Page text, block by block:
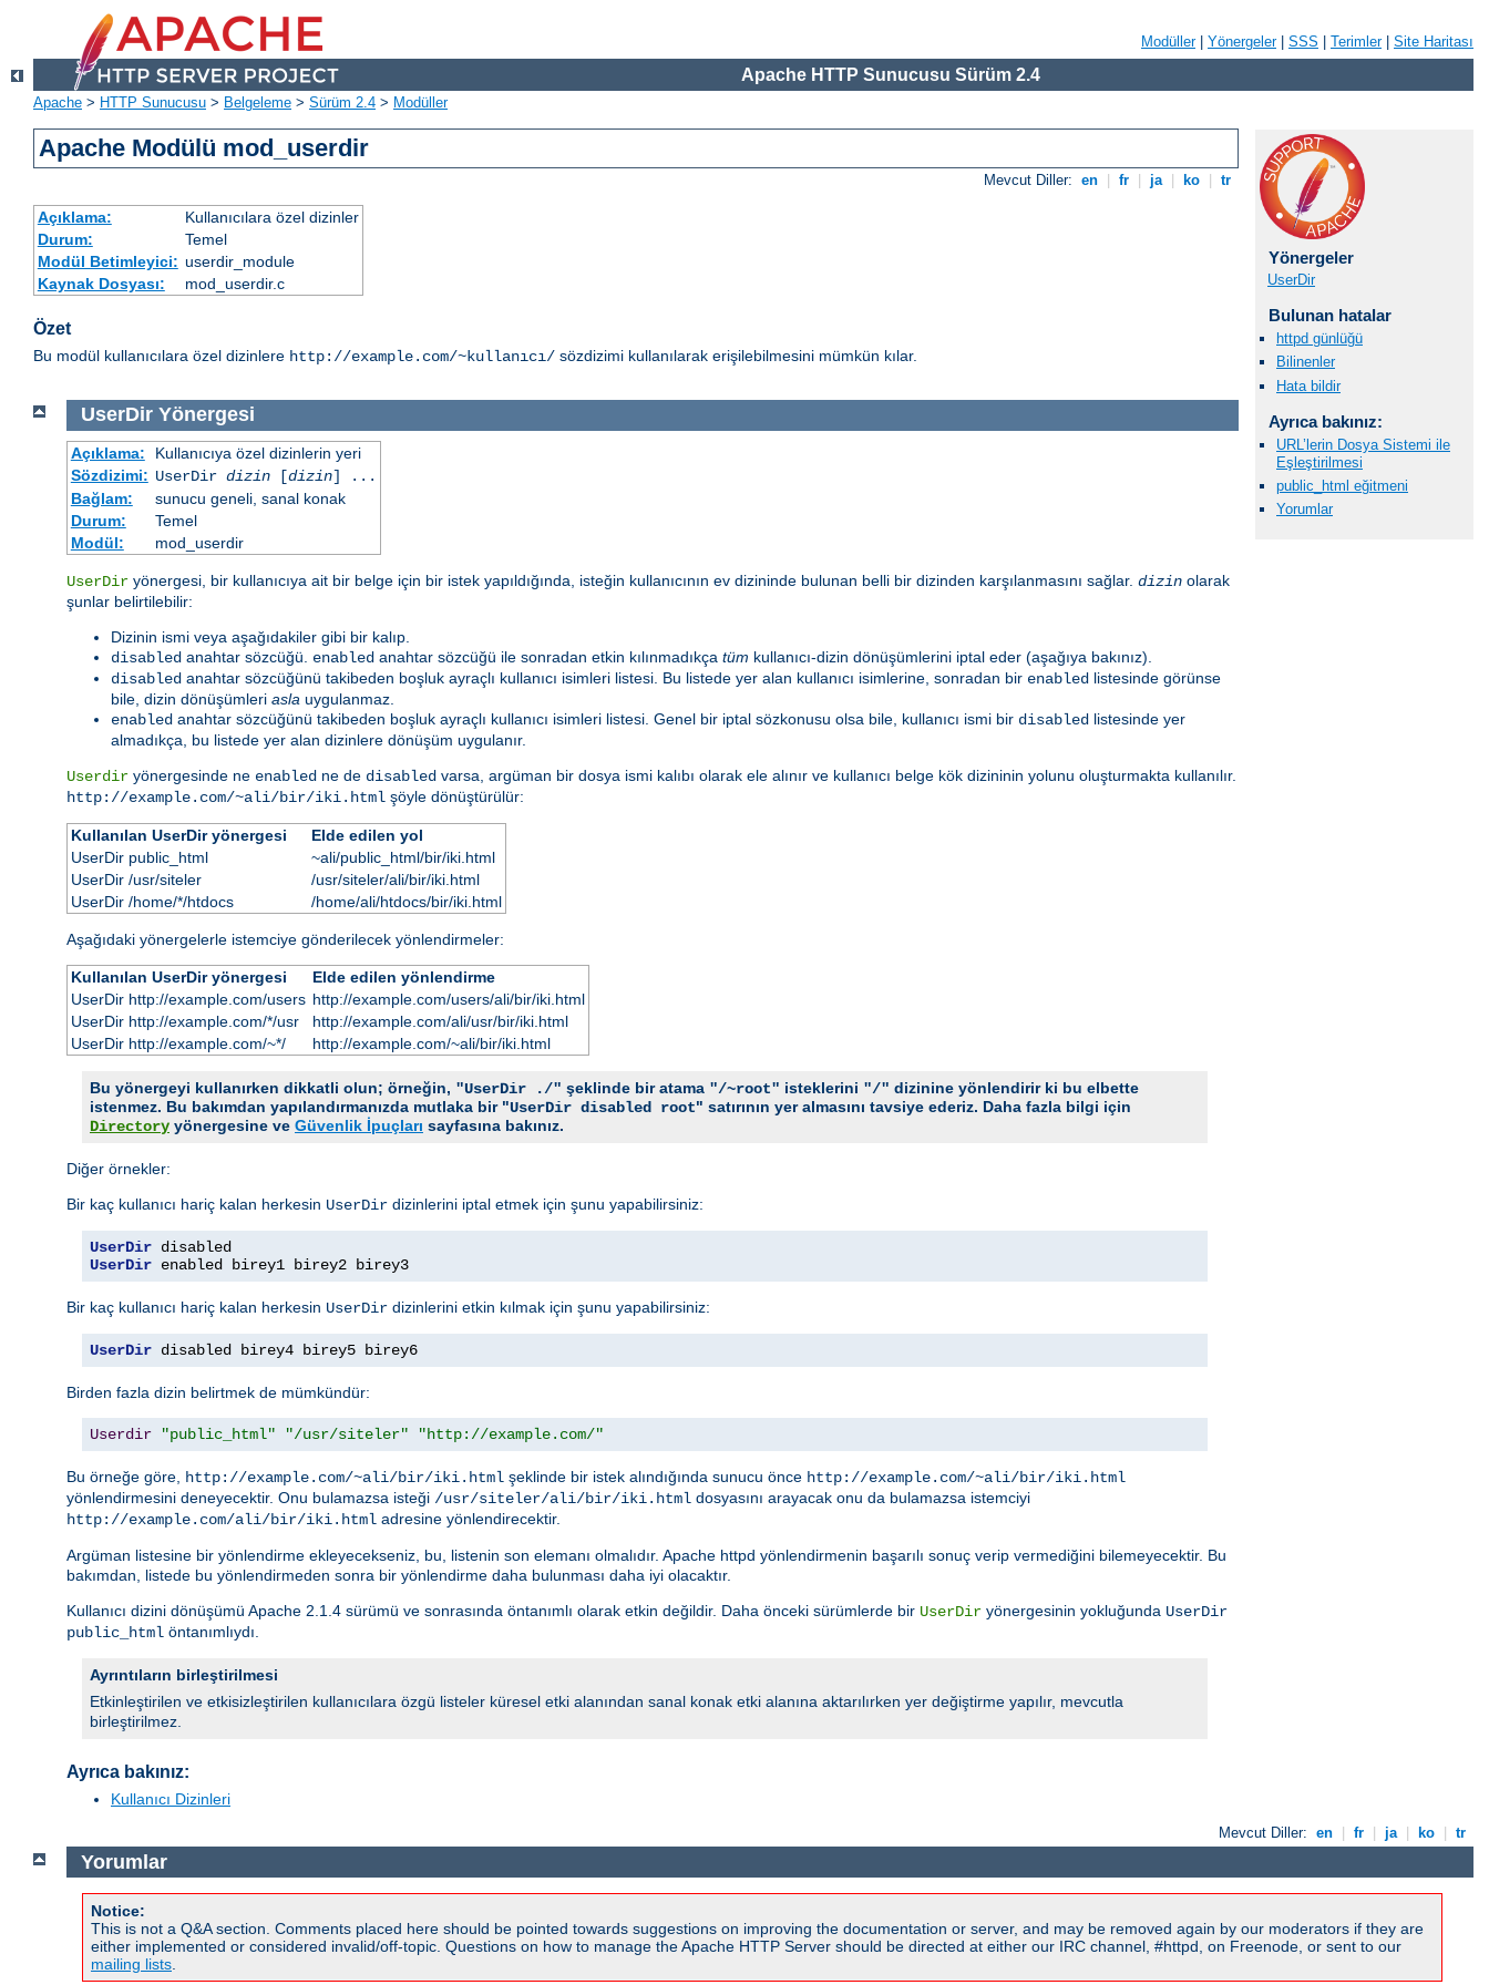
Modüller| Yönergeler| SSS Terimler| Site Haritası
Apache HTTP Sunucusu Sürüm 2.4
Apache > HTTP Sunucusu > Belgeleme > Sürüm 2.4 > Modüller
Apache Modülü mod_userdir
Mevcut Diller: en fr ja ko tr
Açıklama:
Kullanıcılara özel dizinler
Durum:
Temel
Modül Betimleyici: userdir_module
Kaynak Dosyası:
mod_userdir.c
Özet
Bu modül kullanıcılara özel dizinlere http://example.com/~kullanıcı/ sözdizimi kullanılarak erişilebilmesini mümkün kılar.
Yönergeler
UserDir
Bulunan hatalar
httpd günlüğü
Bilinenler
Hata bildir
Ayrıca bakınız:
URL’lerin Dosya Sistemi ile
Eşleştirilmesi
public_html eğitmeni
Yorumlar
UserDir Yönergesi
Açıklama:
Kullanıcıya özel dizinlerin yeri
Sözdizimi: UserDir dizin[dizin] ...
Bağlam:
sunucu geneli, sanal konak
Durum:
Temel
Modül:
mod_userdir
UserDir yönergesi, bir kullanıcıya ait bir belge için bir istek yapıldığında, isteğin kullanıcının ev dizininde bulunan belli bir dizinden karşılanmasını sağlar. dizin olarak
şunlar belirtilebilir:
Dizinin ismi veya aşağıdakiler gibi bir kalıp.
disabled anahtar sözcüğü. enabled anahtar sözcüğü ile sonradan etkin kılınmadıkça tüm kullanıcı-dizin dönüşümlerini iptal eder (aşağıya bakınız).
disabled anahtar sözcüğünü takibeden boşluk ayraçlı kullanıcı isimleri listesi. Bu listede yer alan kullanıcı isimlerine, sonradan bir enabled listesinde görünse
bile, dizin dönüşümleri asla uygulanmaz.
enabled anahtar sözcüğünü takibeden boşluk ayraçlı kullanıcı isimleri listesi. Genel bir iptal sözkonusu olsa bile, kullanıcı ismi bir disabled listesinde yer
almadıkça, bu listede yer alan dizinlere dönüşüm uygulanır.
Userdir yönergesinde ne enabled ne de disabled varsa, argüman bir dosya ismi kalıbı olarak ele alınır ve kullanıcı belge kök dizininin yolunu oluşturmakta kullanılır.
http://example.com/~ali/bir/iki.html şöyle dönüştürülür:
Kullanılan UserDir yönergesi
Elde edilen yol
UserDir public_html
~ali/public_html/bir/iki.html
UserDir /usr/siteler
/usr/siteler/ali/bir/iki.html
UserDir /home/*/htdocs
/home/ali/htdocs/bir/iki.html
Aşağıdaki yönergelerle istemciye gönderilecek yönlendirmeler:
Kullanılan UserDir yönergesi
Elde edilen yönlendirme
UserDir http://example.com/users http://example.com/users/ali/bir/iki.html
UserDir http://example.com/*/usr
http://example.com/ali/usr/bir/iki.html
UserDir http://example.com/~*/
http://example.com/~ali/bir/iki.html
Bu yönergeyi kullanırken dikkatli olun; örneğin, "UserDir ./" şeklinde bir atama "/~root" isteklerini "/" dizinine yönlendirir ki bu elbette
istenmez. Bu bakımdan yapılandırmanızda mutlaka bir "UserDir disabled root" satırının yer almasını tavsiye ederiz. Daha fazla bilgi için
Directory yönergesine ve Güvenlik İpuçları sayfasına bakınız.
Diğer örnekler:
Bir kaç kullanıcı hariç kalan herkesin UserDir dizinlerini iptal etmek için şunu yapabilirsiniz:
UserDir
UserDir enabled birey1 birey2 birey3
Bir kaç kullanıcı hariç kalan herkesin UserDir dizinlerini etkin kılmak için şunu yapabilirsiniz:
UserDir disabled birey4 birey5 birey6
Birden fazla dizin belirtmek de mümkündür:
Userdir "public_html" "/usr/siteler" "http://example.com/"
Bu örneğe göre, http://example.com/~ali/bir/iki.html şeklinde bir istek alındığında sunucu önce http://example.com/~ali/bir/iki.html
yönlendirmesini deneyecektir. Onu bulamazsa isteği /usr/siteler/ali/bir/iki.html dosyasını arayacak onu da bulamazsa istemciyi
http://example.com/ali/bir/iki.html adresine yönlendirecektir.
Argüman listesine bir yönlendirme ekleyecekseniz, bu, listenin son elemanı olmalıdır. Apache httpd yönlendirmenin başarılı sonuç verip vermediğini bilemeyecektir. Bu
bakımdan, listede bu yönlendirmeden sonra bir yönlendirme daha bulunması daha iyi olacaktır.
Kullanıcı dizini dönüşümü Apache 2.1.4 sürümü ve sonrasında öntanımlı olarak etkin değildir. Daha önceki sürümlerde bir UserDir yönergesinin yokluğunda UserDir
public_html öntanımlıydı.
Ayrıntıların birleştirilmesi
Etkinleştirilen ve etkisizleştirilen kullanıcılara özgü listeler küresel etki alanından sanal konak etki alanına aktarılırken yer değiştirme yapılır, mevcutla
birleştirilmez.
Ayrıca bakınız:
Kullanıcı Dizinleri
Mevcut Diller: en fr ja ko tr
Yorumlar
Notice:
This is not a Q&A section. Comments placed here should be pointed towards suggestions on improving the documentation or server, and may be removed again by our moderators if they are
either implemented or considered invalid/off-topic. Questions on how to manage the Apache HTTP Server should be directed at either our IRC channel, #httpd, on Freenode, or sent to our
mailing lists.